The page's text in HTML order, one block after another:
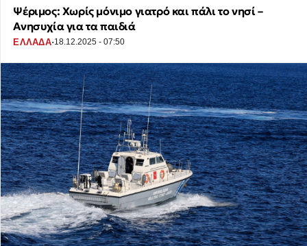
Ψέριμος: Χωρίς μόνιμο γιατρό και πάλι το νησί –
Ανησυχία για τα παιδιά
ΕΛΛΑΔΑ·18.12.2025 - 07:50